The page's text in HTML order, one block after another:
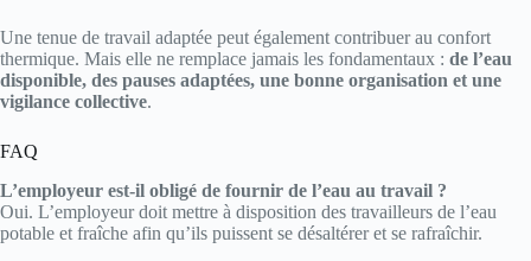
Une tenue de travail adaptée peut également contribuer au confort
thermique. Mais elle ne remplace jamais les fondamentaux : de l’eau
disponible, des pauses adaptées, une bonne organisation et une
vigilance collective.
FAQ
L’employeur est-il obligé de fournir de l’eau au travail ?
Oui. L’employeur doit mettre à disposition des travailleurs de l’eau
potable et fraîche afin qu’ils puissent se désaltérer et se rafraîchir.